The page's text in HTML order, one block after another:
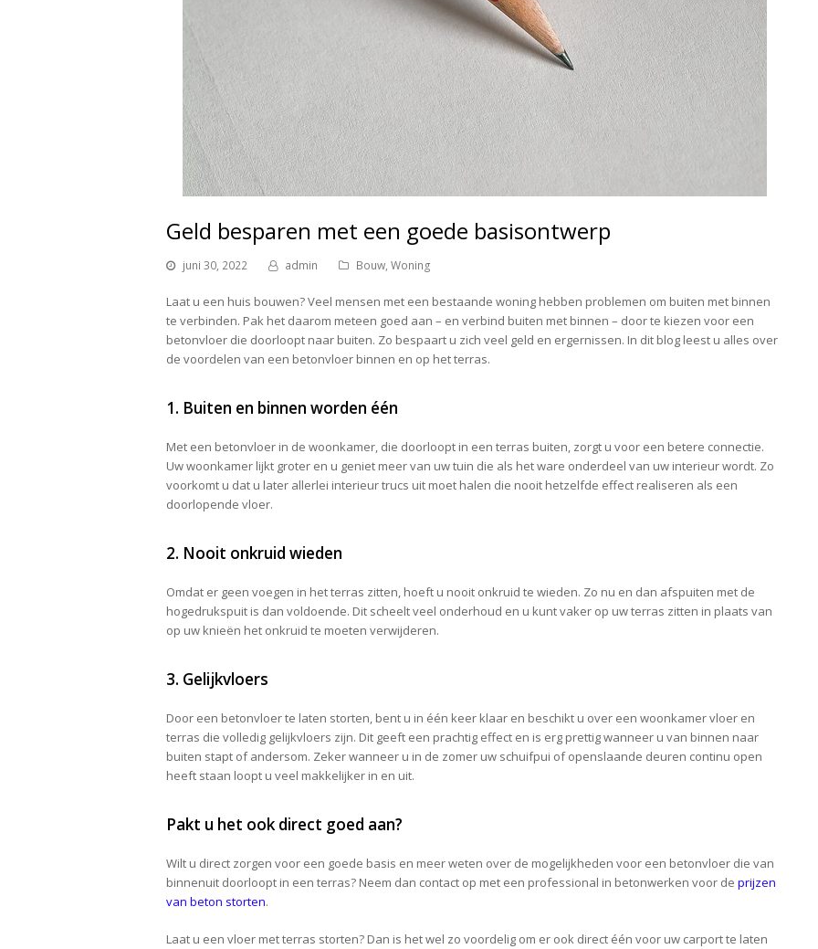
Geld besparen met een goede basisontwerp
juni 30, 2022 admin Bouw, Woning
Laat u een huis bouwen? Veel mensen met een bestaande woning hebben problemen om buiten met binnen
te verbinden. Pak het daarom meteen goed aan – en verbind buiten met binnen – door te kiezen voor een
betonvloer die doorloopt naar buiten. Zo bespaart u zich veel geld en ergernissen. In dit blog leest u alles over
de voordelen van een betonvloer binnen en op het terras.
1. Buiten en binnen worden één
Met een betonvloer in de woonkamer, die doorloopt in een terras buiten, zorgt u voor een betere connectie.
Uw woonkamer lijkt groter en u geniet meer van uw tuin die als het ware onderdeel van uw interieur wordt. Zo
voorkomt u dat u later allerlei interieur trucs uit moet halen die nooit hetzelfde effect realiseren als een
doorlopende vloer.
2. Nooit onkruid wieden
Omdat er geen voegen in het terras zitten, hoeft u nooit onkruid te wieden. Zo nu en dan afspuiten met de
hogedrukspuit is dan voldoende. Dit scheelt veel onderhoud en u kunt vaker op uw terras zitten in plaats van
op uw knieën het onkruid te moeten verwijderen.
3. Gelijkvloers
Door een betonvloer te laten storten, bent u in één keer klaar en beschikt u over een woonkamer vloer en
terras die volledig gelijkvloers zijn. Dit geeft een prachtig effect en is erg prettig wanneer u van binnen naar
buiten stapt of andersom. Zeker wanneer u in de zomer uw schuifpui of openslaande deuren continu open
heeft staan loopt u veel makkelijker in en uit.
Pakt u het ook direct goed aan?
Wilt u direct zorgen voor een goede basis en meer weten over de mogelijkheden voor een betonvloer die van
binnenuit doorloopt in een terras? Neem dan contact op met een professional in betonwerken voor de prijzen
van beton storten.
Laat u een vloer met terras storten? Dan is het wel zo voordelig om er ook direct één voor uw carport te laten